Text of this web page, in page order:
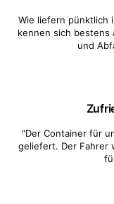
Wie liefern pünktlich
kennen sich bestens
und
"Der Container für
geliefert. Der Fahrer